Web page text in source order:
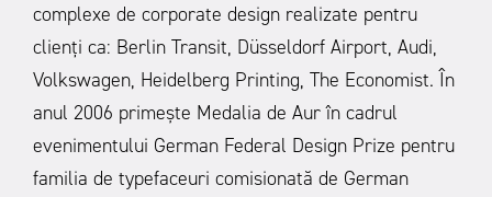
complexe de corporate design realizate pentru
clienți ca: Berlin Transit, Düsseldorf Airport, Audi,
Volkswagen, Heidelberg Printing, The Economist. În
anul 2006 primește Medalia de Aur în cadrul
evenimentului German Federal Design Prize pentru
familia de typefaceuri comisionată de German